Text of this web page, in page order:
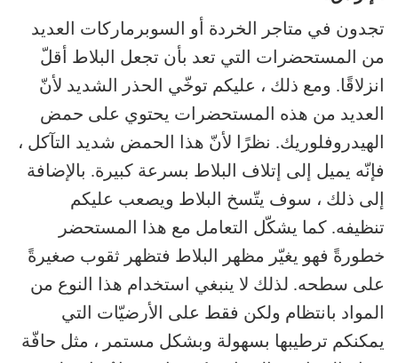
تجدون في متاجر الخردة أو السوبرماركات العديد
من المستحضرات التي تعد بأن تجعل البلاط أقلّ
انزلاقًا. ومع ذلك ، عليكم توخّي الحذر الشديد لأنّ
العديد من هذه المستحضرات يحتوي على حمض
الهيدروفلوريك. نظرًا لأنّ هذا الحمض شديد التآكل ،
فإنّه يميل إلى إتلاف البلاط بسرعة كبيرة. بالإضافة
إلى ذلك ، سوف يتّسخ البلاط ويصعب عليكم
تنظيفه. كما يشكّل التعامل مع هذا المستحضر
خطورةً فهو يغيّر مظهر البلاط فتظهر ثقوب صغيرةً
على سطحه. لذلك لا ينبغي استخدام هذا النوع من
المواد بانتظام ولكن فقط على الأرضيّات التي
يمكنكم ترطيبها بسهولة وبشكل مستمر ، مثل حافّة